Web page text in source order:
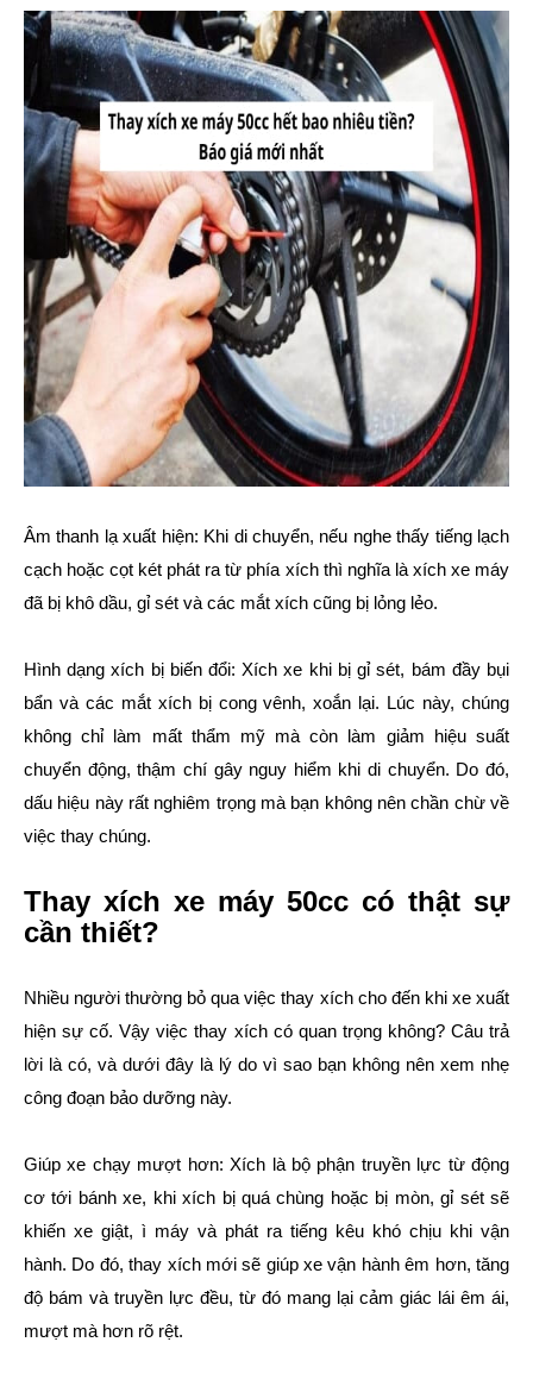
Âm thanh lạ xuất hiện: Khi di chuyển, nếu nghe thấy tiếng lạch
cạch hoặc cọt két phát ra từ phía xích thì nghĩa là xích xe máy
đã bị khô dầu, gỉ sét và các mắt xích cũng bị lỏng lẻo.
Hình dạng xích bị biến đổi: Xích xe khi bị gỉ sét, bám đầy bụi
bẩn và các mắt xích bị cong vênh, xoắn lại. Lúc này, chúng
không chỉ làm mất thẩm mỹ mà còn làm giảm hiệu suất
chuyển động, thậm chí gây nguy hiểm khi di chuyển. Do đó,
dấu hiệu này rất nghiêm trọng mà bạn không nên chần chừ về
việc thay chúng.
Thay xích xe máy 50cc có thật sự
cần thiết?
Nhiều người thường bỏ qua việc thay xích cho đến khi xe xuất
hiện sự cố. Vậy việc thay xích có quan trọng không? Câu trả
lời là có, và dưới đây là lý do vì sao bạn không nên xem nhẹ
công đoạn bảo dưỡng này.
Giúp xe chạy mượt hơn: Xích là bộ phận truyền lực từ động
cơ tới bánh xe, khi xích bị quá chùng hoặc bị mòn, gỉ sét sẽ
khiến xe giật, ì máy và phát ra tiếng kêu khó chịu khi vận
hành. Do đó, thay xích mới sẽ giúp xe vận hành êm hơn, tăng
độ bám và truyền lực đều, từ đó mang lại cảm giác lái êm ái,
mượt mà hơn rõ rệt.